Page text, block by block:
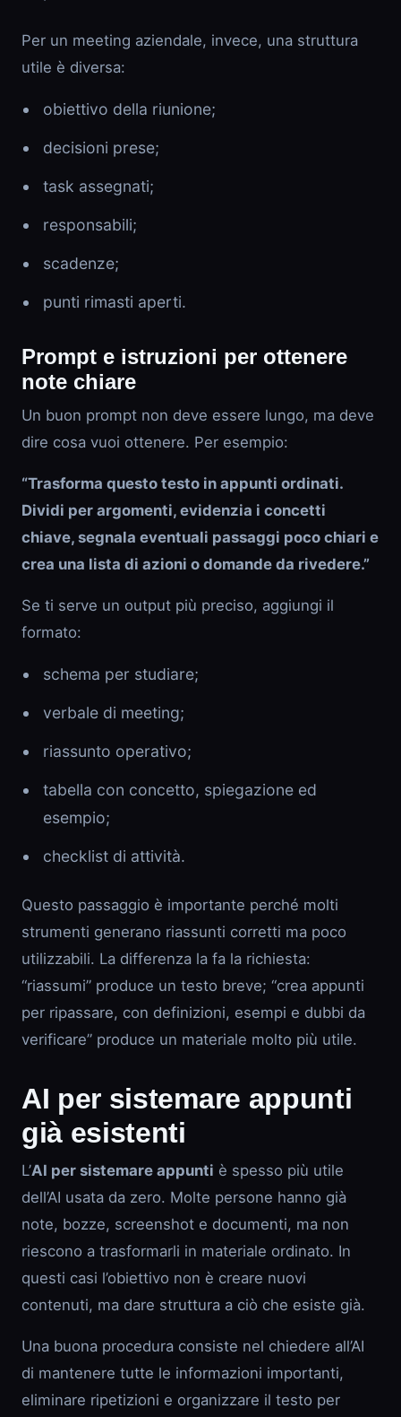
Per un meeting aziendale, invece, una struttura
utile è diversa:
obiettivo della riunione;
decisioni prese;
task assegnati;
responsabili;
scadenze;
punti rimasti aperti.
Prompt e istruzioni per ottenere
note chiare
Un buon prompt non deve essere lungo, ma deve
dire cosa vuoi ottenere. Per esempio:
“Trasforma questo testo in appunti ordinati.
Dividi per argomenti, evidenzia i concetti
chiave, segnala eventuali passaggi poco chiari e
crea una lista di azioni o domande da rivedere.”
Se ti serve un output più preciso, aggiungi il
formato:
schema per studiare;
verbale di meeting;
riassunto operativo;
tabella con concetto, spiegazione ed
esempio;
checklist di attività.
Questo passaggio è importante perché molti
strumenti generano riassunti corretti ma poco
utilizzabili. La differenza la fa la richiesta:
“riassumi” produce un testo breve; “crea appunti
per ripassare, con definizioni, esempi e dubbi da
verificare” produce un materiale molto più utile.
AI per sistemare appunti
già esistenti
L’AI per sistemare appunti è spesso più utile
dell’AI usata da zero. Molte persone hanno già
note, bozze, screenshot e documenti, ma non
riescono a trasformarli in materiale ordinato. In
questi casi l’obiettivo non è creare nuovi
contenuti, ma dare struttura a ciò che esiste già.
Una buona procedura consiste nel chiedere all’AI
di mantenere tutte le informazioni importanti,
eliminare ripetizioni e organizzare il testo per